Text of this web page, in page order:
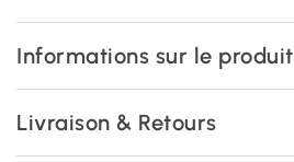
Informations sur le produit
Livraison & Retours